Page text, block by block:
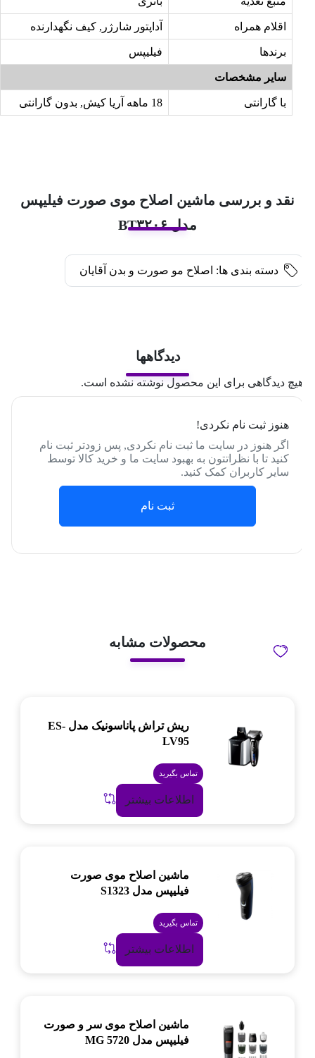
اقلام همراه آداپتور شارژر, کیف نگهدارنده
برندها فیلیپس
سایر مشخصات
با گارانتی
نقد و بررسی ماشین اصلاح موی صورت فیلیپس
مدل BT۳۲۰۶
دسته بندی ها: اصلاح مو صورت و بدن آقایان
دیدگاهها
دیدگاهی برای این محصول نوشته نشده است.
هنوز ثبت نام نکردی!
اگر هنوز در سایت ما ثبت نام نکردی, پس زودتر ثبت نام
کنید تا با نظراتتون به بهبود سایت ما و خرید کالا توسط
سایر کاربران کمک کنید.
ثبت نام
محصولات مشابه
ریش تراش پاناسونیک مدل ES-
LV95
تماس بگیرید
اطلاعات بیشتر
ماشین اصلاح موی صورت
فیلیپس مدل S1323
تماس بگیرید
اطلاعات بیشتر
ماشین اصلاح موی سر و صورت
فیلیپس مدل MG 5720